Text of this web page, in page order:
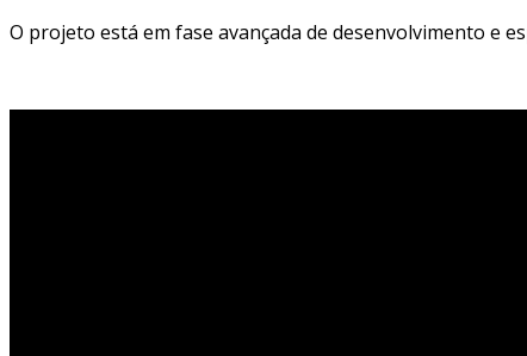
O projeto está em fase avançada de desenvolvimento e